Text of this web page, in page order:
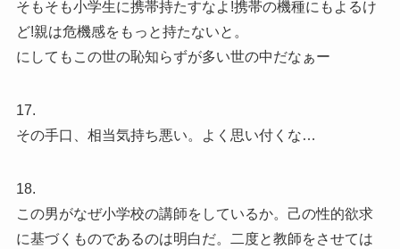
そもそも小学生に携帯持たすなよ!携帯の機種にもよるけ
ど!親は危機感をもっと持たないと。
にしてもこの世の恥知らずが多い世の中だなぁー
17.
その手口、相当気持ち悪い。よく思い付くな…
18.
この男がなぜ小学校の講師をしているか。己の性的欲求
に基づくものであるのは明白だ。二度と教師をさせては